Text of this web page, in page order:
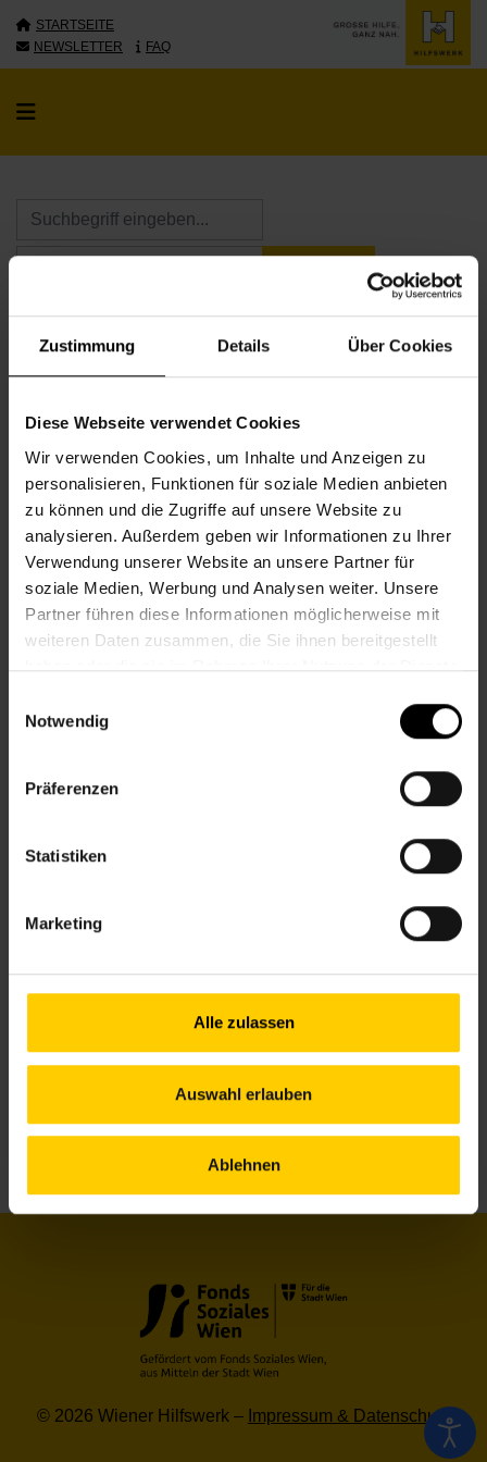
Zustimmung Details Über Cookies
Diese Webseite verwendet Cookies
Wir verwenden Cookies, um Inhalte und Anzeigen zu
personalisieren, Funktionen für soziale Medien anbieten
zu können und die Zugriffe auf unsere Website zu
analysieren. Außerdem geben wir Informationen zu Ihrer
Verwendung unserer Website an unsere Partner für
soziale Medien, Werbung und Analysen weiter. Unsere
Partner führen diese Informationen möglicherweise mit
weiteren Daten zusammen, die Sie ihnen bereitgestellt
haben oder die sie im Rahmen Ihrer Nutzung der Dienste
Notwendig
Präferenzen
Statistiken
Marketing
Alle zulassen
Auswahl erlauben
Ablehnen
STARTSEITE
NEWSLETTER
FAQ
KALENDER
SUCHERGEBNISSE
REPARATUR-CAFÉ
Geselliges
Nachbarschaftszentrum 07
Nachbarschaftszentrum 07
© 2026 Wiener Hilfswerk – Impressum & Datenschutz